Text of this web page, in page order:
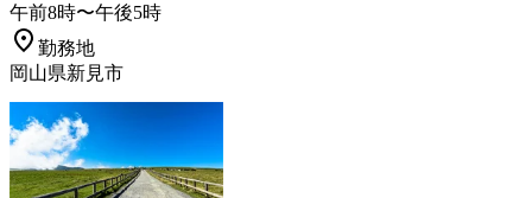
午前8時〜午後5時
勤務地
岡山県新見市